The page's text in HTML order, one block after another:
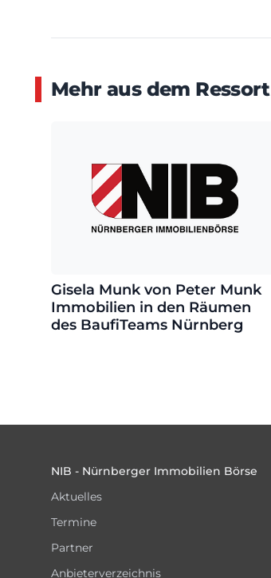
Mehr aus dem Ressort
Gisela Munk von Peter Munk
Immobilien in den Räumen
des BaufiTeams Nürnberg
NIB - Nürnberger Immobilien Börse
Aktuelles
Termine
Partner
Anbieterverzeichnis